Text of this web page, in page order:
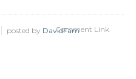
posted by DavidFam
Comment Link